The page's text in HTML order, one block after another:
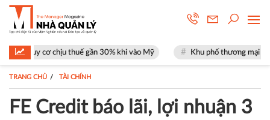
thuế gần 30% khi vào Mỹ Khu phố thương mại SOHO tại The
TRANG CHỦ TÀI CHÍNH
FE Credit báo lãi, lợi nhuận 3